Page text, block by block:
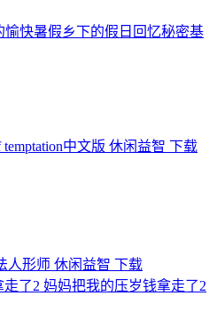
愉快暑假乡下的假日回忆秘密基
temptation中文版 休闲益智 下载
人形师 休闲益智 下载
妈妈把我的压岁钱拿走了2